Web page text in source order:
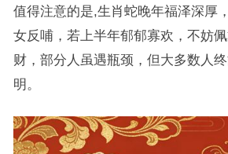
值得注意的是,生肖蛇晚年福泽深厚
女反哺，若上半年郁郁寡欢，不妨
财，部分人虽遇瓶颈，但大多数人
明。